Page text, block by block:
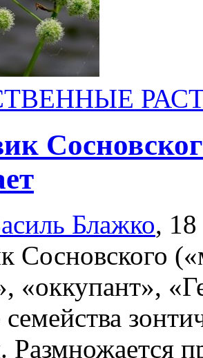
Блажко,
Сосновского
«оккупант»,
семейства
Размножается